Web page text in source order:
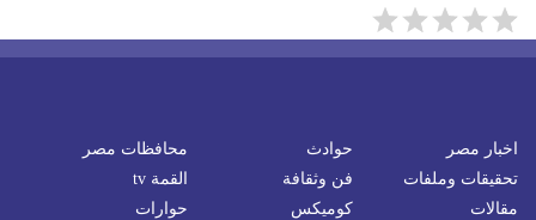
اخبار مصر حوادث
محافظات مصر
تحقيقات وملفات
فن وثقافة
القمة tv
مقالات
كوميكس
حوارات